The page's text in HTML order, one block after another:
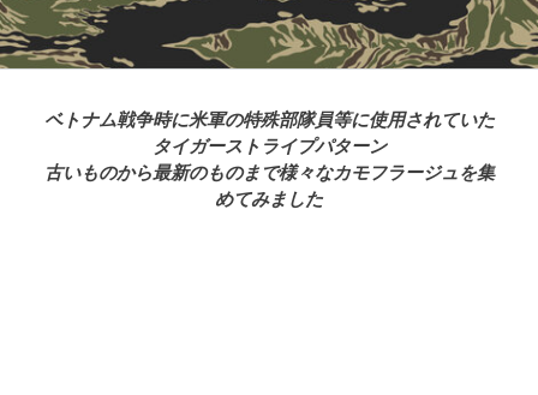
ベトナム戦争時に米軍の特殊部隊員等に使用されていた
タイガーストライプパターン
古いものから最新のものまで様々なカモフラージュを集
めてみました